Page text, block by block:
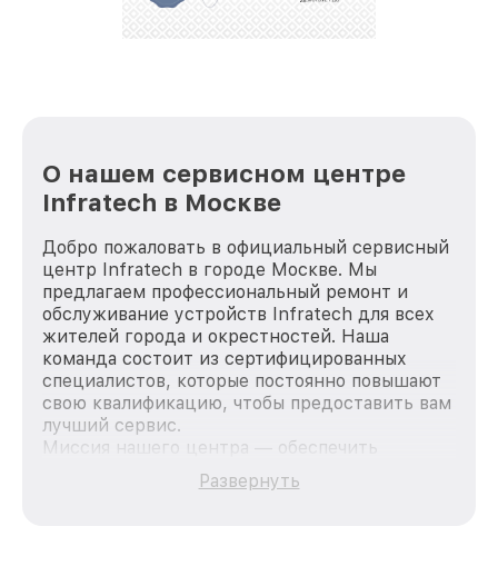
О нашем сервисном центре
Infratech в Москве
Добро пожаловать в официальный сервисный
центр Infratech в городе Москве. Мы
предлагаем профессиональный ремонт и
обслуживание устройств Infratech для всех
жителей города и окрестностей. Наша
команда состоит из сертифицированных
специалистов, которые постоянно повышают
свою квалификацию, чтобы предоставить вам
лучший сервис.
Миссия нашего центра — обеспечить
качественный и доступный ремонт для
каждого пользователя продукции Infratech,
Развернуть